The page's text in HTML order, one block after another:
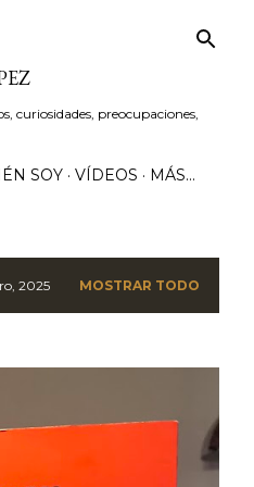
curiosidades, preocupaciones,
SOY VÍDEOS MÁS…
2025 MOSTRAR TODO